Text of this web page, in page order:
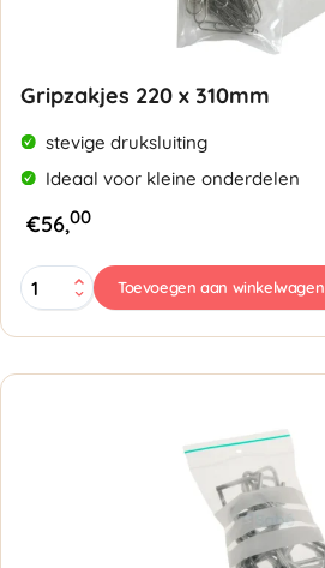
Gripzakjes 220 x 310mm
stevige druksluiting
Ideaal voor kleine onderdelen
€56,00
Gripzakjes
220
310mm
-
Toevoegen aan winkelwagen